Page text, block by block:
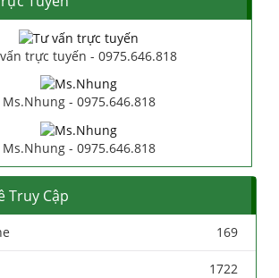
trực tuyến - 0975.646.818
Ms.Nhung - 0975.646.818
Ms.Nhung - 0975.646.818
Truy Cập
169
1722